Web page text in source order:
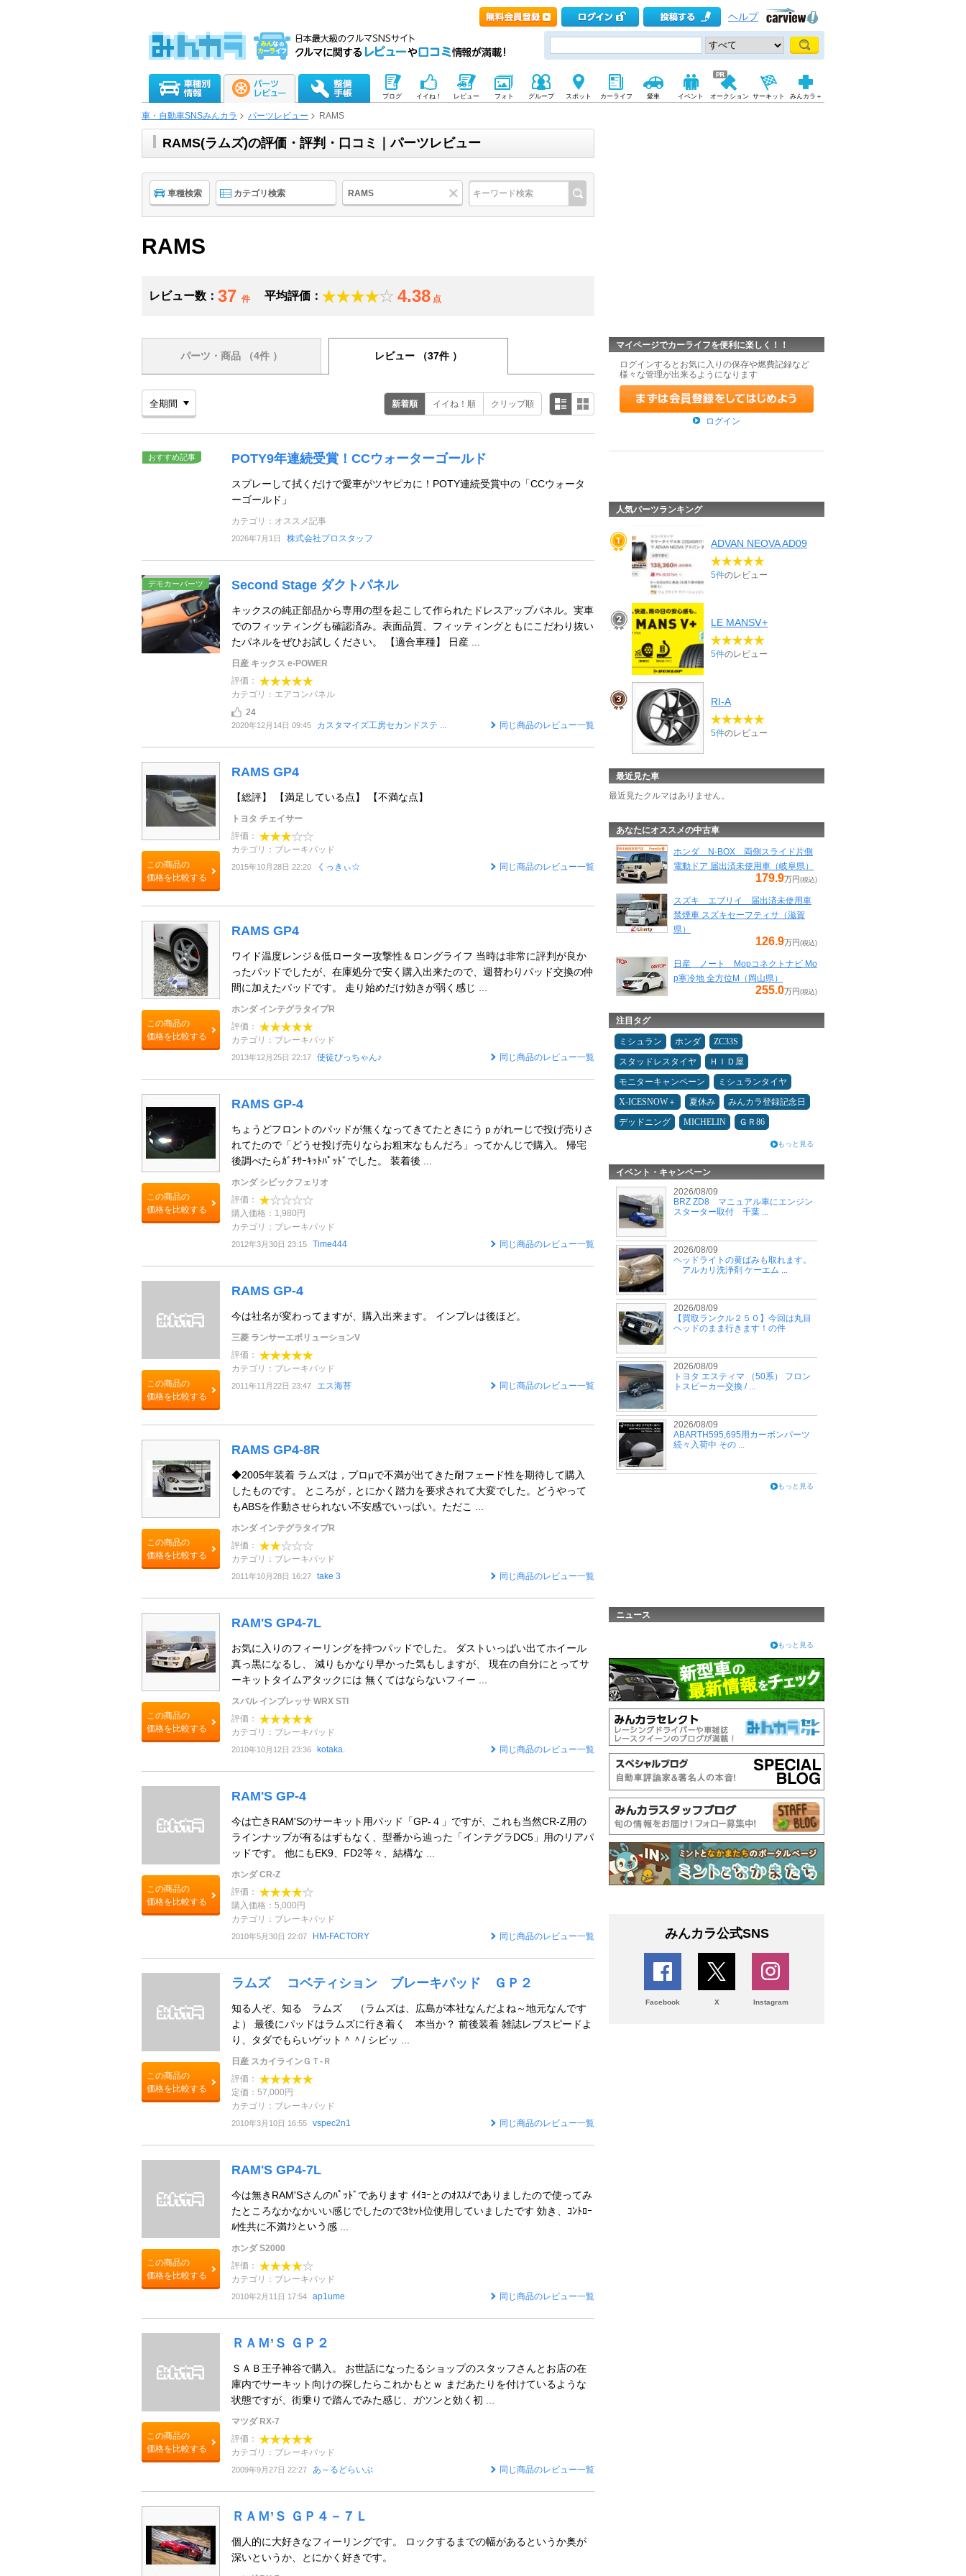
ヘルプ
ブログ イイね！ レビュー フォト グループ スポット カーライフ 愛車 イベント オークション サーキット みんカラ＋
車・自動車SNSみんカラ パーツレビュー RAMS
RAMS(ラムズ)の評価・評判・口コミ｜パーツレビュー
車種検索 カテゴリ検索 RAMS
RAMS
レビュー数： 37 件 平均評価： 4.38 点
パーツ・商品 （4件 ） レビュー （37件 ）
新着順 イイね！順 クリップ順
おすすめ記事 POTY9年連続受賞！CCウォーターゴールド
スプレーして拭くだけで愛車がツヤピカに！POTY連続受賞中の「CCウォータ
ーゴールド」
カテゴリ：オススメ記事
2026年7月1日 株式会社プロスタッフ
デモカーパーツ Second Stage ダクトパネル
キックスの純正部品から専用の型を起こして作られたドレスアップパネル。実車
でのフィッティングも確認済み。表面品質、フィッティングともにこだわり抜い
たパネルをぜひお試しください。 【適合車種】 日産 ...
日産 キックス e-POWER
評価：
カテゴリ：エアコンパネル
24
2020年12月14日 09:45 カスタマイズ工房セカンドステ ... 同じ商品のレビュー一覧
この商品の
価格を比較する
RAMS GP4
【総評】 【満足している点】 【不満な点】
トヨタ チェイサー
評価：
カテゴリ：ブレーキパッド
2015年10月28日 22:20 くっきぃ☆ 同じ商品のレビュー一覧
この商品の
価格を比較する
RAMS GP4
ワイド温度レンジ＆低ローター攻撃性＆ロングライフ 当時は非常に評判が良か
ったパッドでしたが、在庫処分で安く購入出来たので、週替わりパッド交換の仲
間に加えたパッドです。 走り始めだけ効きが弱く感じ ...
ホンダ インテグラタイプR
評価：
カテゴリ：ブレーキパッド
2013年12月25日 22:17 使徒ぴっちゃん♪ 同じ商品のレビュー一覧
この商品の
価格を比較する
RAMS GP-4
ちょうどフロントのパッドが無くなってきてたときにうｐがれーじで投げ売りさ
れてたので「どうせ投げ売りならお粗末なもんだろ」ってかんじで購入。 帰宅
後調べたらｶﾞﾁｻｰｷｯﾄﾊﾟｯﾄﾞでした。 装着後 ...
ホンダ シビックフェリオ
評価：
購入価格：1,980円
カテゴリ：ブレーキパッド
2012年3月30日 23:15 Time444 同じ商品のレビュー一覧
この商品の
価格を比較する
RAMS GP-4
今は社名が変わってますが、購入出来ます。 インプレは後ほど。
三菱 ランサーエボリューションV
評価：
カテゴリ：ブレーキパッド
2011年11月22日 23:47 エス海苔 同じ商品のレビュー一覧
この商品の
価格を比較する
RAMS GP4-8R
◆2005年装着 ラムズは，プロμで不満が出てきた耐フェード性を期待して購入
したものです。 ところが，とにかく踏力を要求されて大変でした。どうやって
もABSを作動させられない不安感でいっぱい。ただこ ...
ホンダ インテグラタイプR
評価：
カテゴリ：ブレーキパッド
2011年10月28日 16:27 take 3 同じ商品のレビュー一覧
この商品の
価格を比較する
RAM'S GP4-7L
お気に入りのフィーリングを持つパッドでした。 ダストいっぱい出てホイール
真っ黒になるし、 減りもかなり早かった気もしますが、 現在の自分にとってサ
ーキットタイムアタックには 無くてはならないフィー ...
スバル インプレッサ WRX STI
評価：
カテゴリ：ブレーキパッド
2010年10月12日 23:36 kotaka. 同じ商品のレビュー一覧
この商品の
価格を比較する
RAM'S GP-4
今は亡きRAM'Sのサーキット用パッド「GP-４」ですが、これも当然CR-Z用の
ラインナップが有るはずもなく、型番から辿った「インテグラDC5」用のリアパ
ッドです。 他にもEK9、FD2等々、結構な ...
ホンダ CR-Z
評価：
購入価格：5,000円
カテゴリ：ブレーキパッド
2010年5月30日 22:07 HM-FACTORY 同じ商品のレビュー一覧
この商品の
価格を比較する
ラムズ コベティション ブレーキパッド ＧＰ２
知る人ぞ、知る ラムズ （ラムズは、広島が本社なんだよね～地元なんです
よ） 最後にパッドはラムズに行き着く 本当か？ 前後装着 雑誌レブスピードよ
り、タダでもらいゲット＾＾/ シビッ ...
日産 スカイラインＧＴ‐Ｒ
評価：
定価：57,000円
カテゴリ：ブレーキパッド
2010年3月10日 16:55 vspec2n1 同じ商品のレビュー一覧
この商品の
価格を比較する
RAM'S GP4-7L
今は無きRAM'Sさんのﾊﾟｯﾄﾞであります ｲｲﾖｰとのｵｽｽﾒでありましたので使ってみ
たところなかなかいい感じでしたので3ｾｯﾄ位使用していましたです 効き、ｺﾝﾄﾛｰ
ﾙ性共に不満ﾅｼという感 ...
ホンダ S2000
評価：
カテゴリ：ブレーキパッド
2010年2月11日 17:54 ap1ume 同じ商品のレビュー一覧
この商品の
価格を比較する
ＲＡＭ’Ｓ ＧＰ２
ＳＡＢ王子神谷で購入。 お世話になったるショップのスタッフさんとお店の在
庫内でサーキット向けの探したらこれかもとｗ まだあたりを付けているような
状態ですが、街乗りで踏んでみた感じ、ガツンと効く初 ...
マツダ RX-7
評価：
カテゴリ：ブレーキパッド
2009年9月27日 22:27 あ～るどらいぶ 同じ商品のレビュー一覧
ＲＡＭ’Ｓ ＧＰ４－７Ｌ
個人的に大好きなフィーリングです。 ロックするまでの幅があるというか奥が
深いというか、とにかく好きです。
マイページでカーライフを便利に楽しく！！
ログインするとお気に入りの保存や燃費記録など
様々な管理が出来るようになります
ログイン
人気パーツランキング
ADVAN NEOVA AD09
5件のレビュー
LE MANSⅤ+
5件のレビュー
RI-A
5件のレビュー
最近見た車
最近見たクルマはありません。
あなたにオススメの中古車
ホンダ N-BOX 両側スライド片側
電動ドア 届出済未使用車（岐阜県）
179.9万円(税込)
スズキ エブリイ 届出済未使用車
禁煙車 スズキセーフティサ（滋賀
県）
126.9万円(税込)
日産 ノート Mopコネクトナビ Mo
p寒冷地 全方位M（岡山県）
255.0万円(税込)
注目タグ
ミシュラン ホンダ
ZC33S
スタッドレスタイヤ
ＨＩＤ屋
モニターキャンペーン
ミシュランタイヤ
X-ICESNOW＋
夏休み
みんカラ登録記念日
デッドニング
MICHELIN ＧＲ86
もっと見る
イベント・キャンペーン
2026/08/09
BRZ ZD8 マニュアル車にエンジン
スターター取付 千葉 ...
2026/08/09
ヘッドライトの黄ばみも取れます。
アルカリ洗浄剤 ケーエム ...
2026/08/09
【買取ランクル２５０】今回は丸目
ヘッドのまま行きます！の件
2026/08/09
トヨタ エスティマ （50系） フロン
トスピーカー交換 / ...
2026/08/09
ABARTH595,695用カーボンパーツ
続々入荷中 その ...
もっと見る
ニュース
もっと見る
みんカラ公式SNS
Facebook X Instagram